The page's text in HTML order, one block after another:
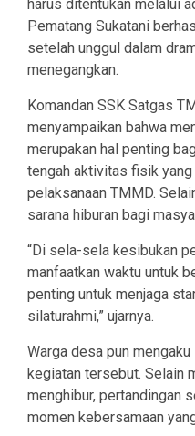
harus ditentukan melalui
Pematang Sukatani
setelah unggul dalam
menegangkan.
Komandan SSK Satgas
menyampaikan bahwa
merupakan hal penting
tengah aktivitas fisik
pelaksanaan TMMD.
sarana hiburan bagi
“Di sela-sela kesibukan
manfaatkan waktu untuk
penting untuk menjaga
silaturahmi,” ujarnya.
Warga desa pun
kegiatan tersebut. Selain
menghibur, pertandingan
momen kebersamaan